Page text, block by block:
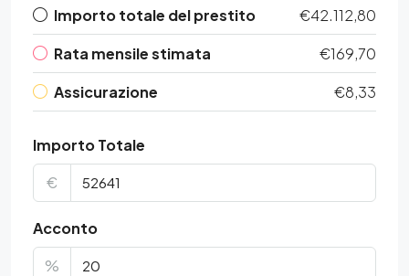
Importo totale del prestito
€42.112,80
Rata mensile stimata
€169,70
Assicurazione
€8,33
Importo Totale
€
Acconto
%